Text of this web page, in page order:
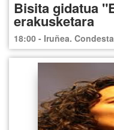
Bisita gidatua
erakusketara
18:00 - Iruñea.